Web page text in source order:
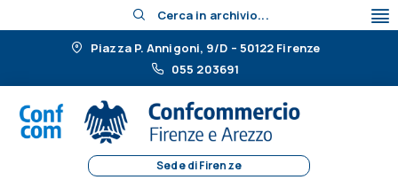
Cerca in archivio...
Piazza P. Annigoni, 9/D – 50122 Firenze
055 203691
Sede di Firenze